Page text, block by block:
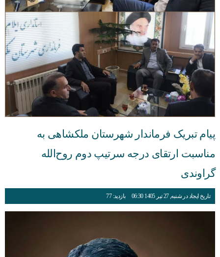
پیام تبریک فرماندار شهرستان ملکشاهی به
مناسبت ارتقای درجه سرتیپ دوم روح‌الله
گراوندی
تاریخ ایجاد در شنبه, 27 تیر 1405 06:30 بازدید: 77